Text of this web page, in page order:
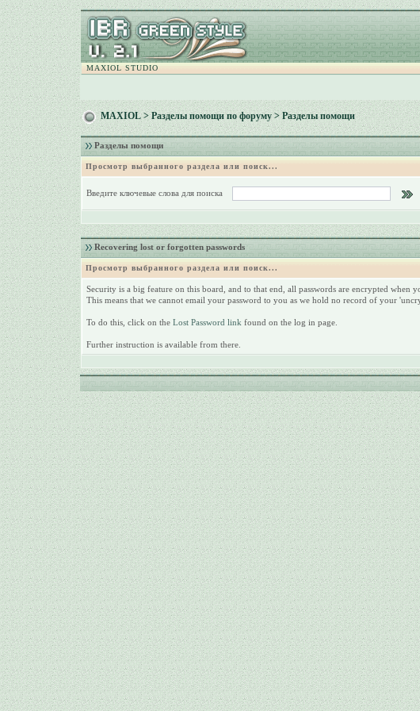
MAXIOL STUDIO
MAXIOL>Разделы помощи по форуму> Разделы помощи
Разделы помощи
Просмотр выбранного раздела или поиск...
Введите ключевые слова для поиска
Recovering lost or forgotten passwords
Просмотр выбранного раздела или поиск...
Security is a big feature on this board, and to that end, all passwords are encrypted when
This means that we cannot email your password to you as we hold no record of your
To do this, click on the Lost Password link found on the log in page.
Further instruction is available from there.